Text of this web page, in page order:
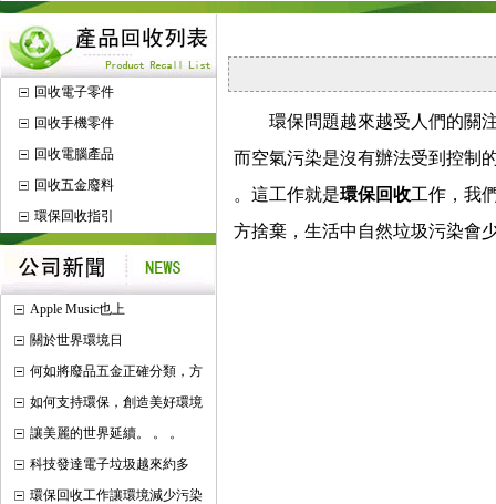
回收電子零件
回收手機零件
回收電腦產品
回收五金廢料
環保回收指引
Apple Music也上
關於世界環境日
何如將廢品五金正確分類，方
如何支持環保，創造美好環境
讓美麗的世界延續。 。 。
科技發達電子垃圾越來約多
環保回收工作讓環境減少污染
環保問題越來越受人們的關注
而空氣污染是沒有辦法受到控制
。 這工作就是環保回收工作，我
方捨棄，生活中自然垃圾污染會